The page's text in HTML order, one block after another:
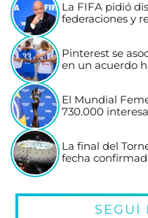
La FIFA pidió
federaciones y
Pinterest se
en un acuerdo
El Mundial
730.000
La final del
fecha
SEGUÍ